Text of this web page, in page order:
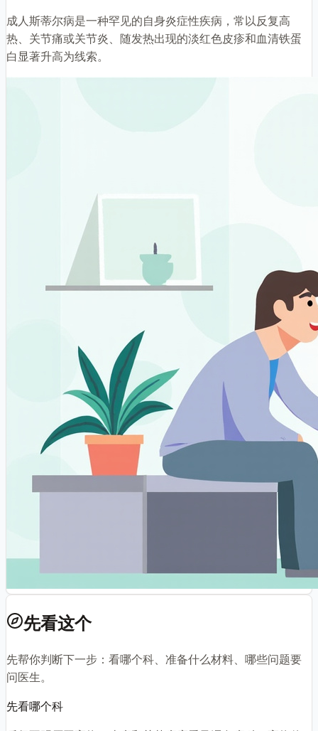
成人斯蒂尔病是一种罕见的自身炎症性疾病，常以反复高
热、关节痛或关节炎、随发热出现的淡红色皮疹和血清铁蛋
白显著升高为线索。
先看这个
先帮你判断下一步：看哪个科、准备什么材料、哪些问题要
问医生。
先看哪个科